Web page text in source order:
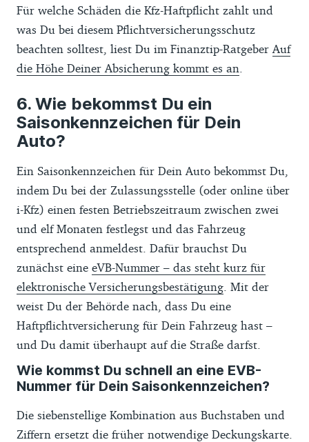
Für welche Schäden die Kfz-Haftpflicht zahlt und
was Du bei diesem Pflichtversicherungsschutz
beachten solltest, liest Du im Finanztip-Ratgeber Auf
die Höhe Deiner Absicherung kommt es an
Wie bekommst Du ein
Saisonkennzeichen für Dein
Auto?
Ein Saisonkennzeichen für Dein Auto bekommst Du,
indem Du bei der Zulassungsstelle (oder online über
i-Kfz) einen festen Betriebszeitraum zwischen zwei
und elf Monaten festlegst und das Fahrzeug
entsprechend anmeldest. Dafür brauchst Du
zunächst eine eVB-Nummer – das steht kurz für
elektronische Versicherungsbestätigung . Mit der
weist Du der Behörde nach, dass Du eine
Haftpflichtversicherung für Dein Fahrzeug hast –
und Du damit überhaupt auf die Straße darfst.
Wie kommst Du schnell an eine EVB-
Nummer für Dein Saisonkennzeichen?
Die siebenstellige Kombination aus Buchstaben und
Ziffern ersetzt die früher notwendige Deckungskarte.